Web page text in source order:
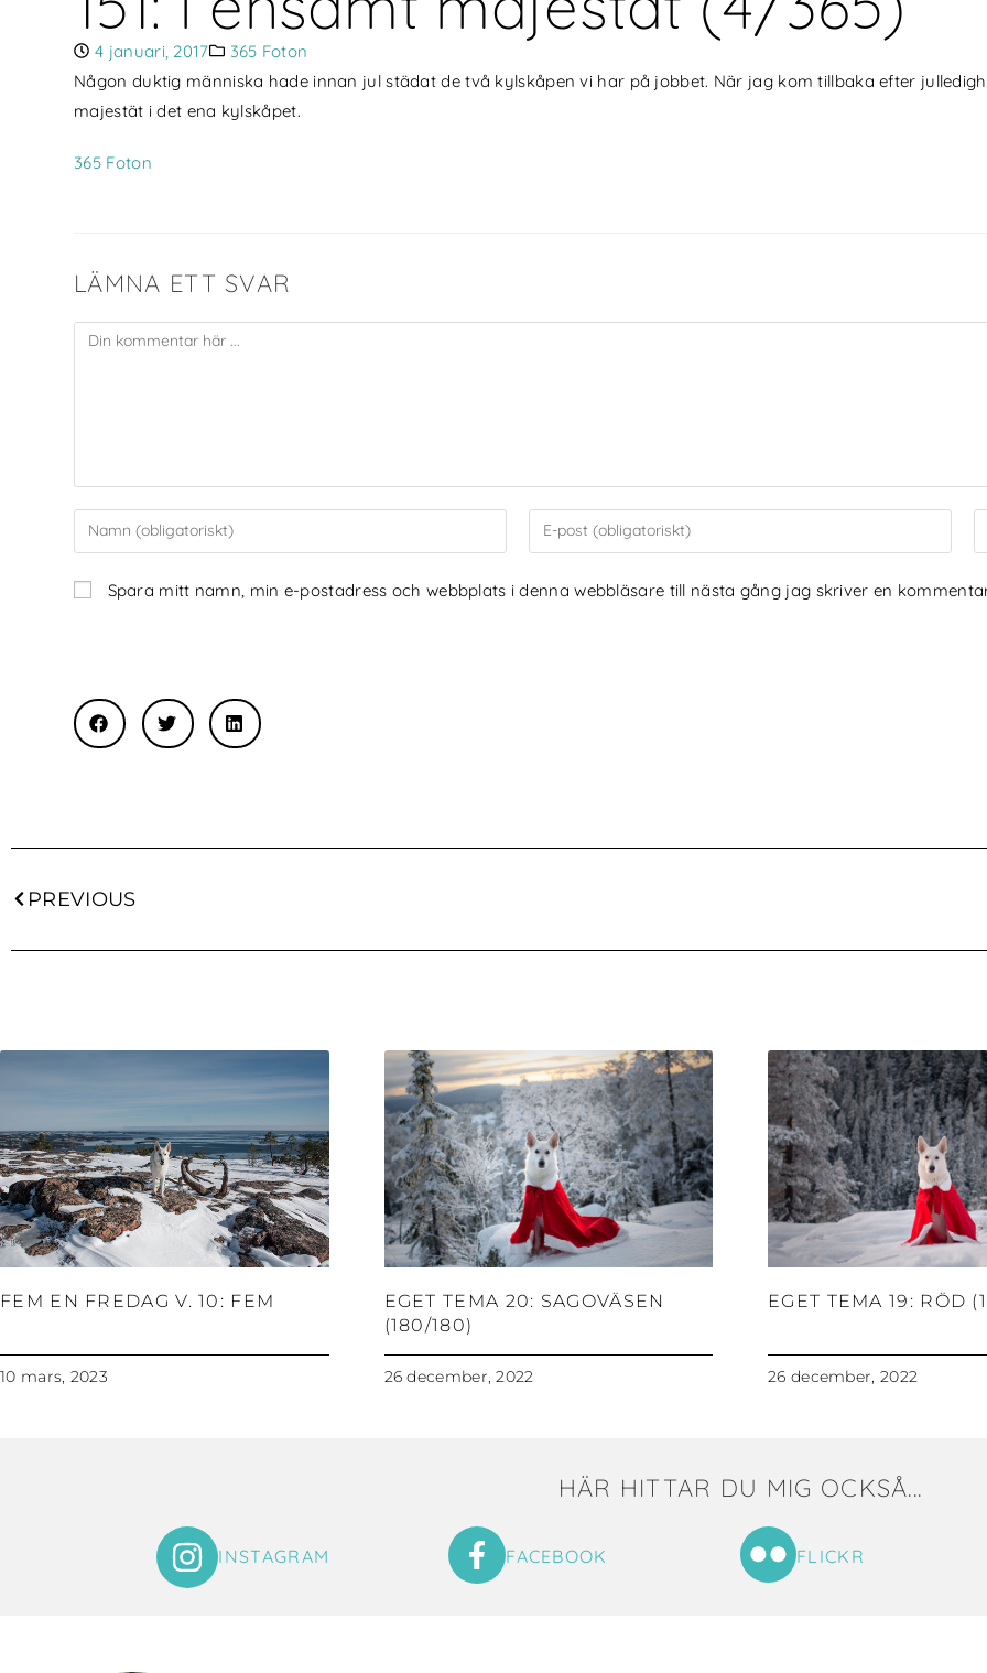
4 januari, 2017
365 Foton
Någon duktig människa hade innan jul städat de två kylskåpen vi har på jobbet. När jag kom tillbaka efter
majestät i det ena kylskåpet.
365 Foton
LÄMNA ETT SVAR
Spara mitt namn, min e-postadress och webbplats i denna webbläsare till nästa gång jag skriver en
PREVIOUS
FEM EN FREDAG V. 10: FEM
10 mars, 2023
EGET TEMA 20: SAGOVÄSEN
(180/180)
26 december, 2022
EGET TEMA 19: RÖD
26 december, 2022
HÄR HITTAR DU MIG OCKSÅ...
INSTAGRAM FACEBOOK FLICKR